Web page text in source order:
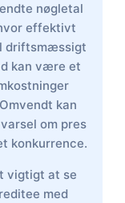
nøgletal
effektivt
driftsmæssigt
kan være et
kan
om pres
konkurrence.
vigtigt at se
med